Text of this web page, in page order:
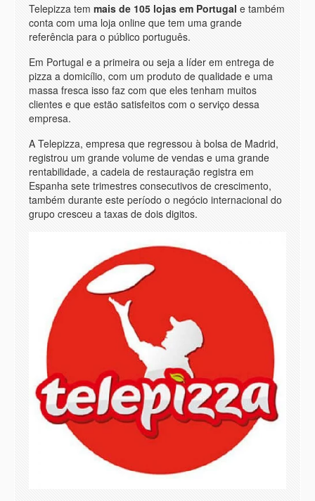
Telepizza tem mais de 105 lojas em Portugal e também
conta com uma loja online que tem uma grande
referência para o público português.
Em Portugal e a primeira ou seja a líder em entrega de
pizza a domicílio, com um produto de qualidade e uma
massa fresca isso faz com que eles tenham muitos
clientes e que estäo satisfeitos com o serviço dessa
empresa.
A Telepizza, empresa que regressou à bolsa de Madrid,
registrou um grande volume de vendas e uma grande
rentabilidade, a cadeia de restauraçäo registra em
Espanha sete trimestres consecutivos de crescimento,
também durante este período o negócio internacional do
grupo cresceu a taxas de dois digitos.